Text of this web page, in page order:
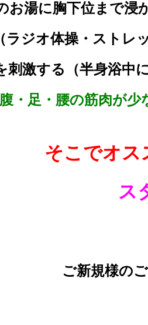
湯に胸下位まで浸
ジオ体操・ストレ
激する（半身浴中
・足・腰の筋肉が
そこでオス
ス
ご新規様の